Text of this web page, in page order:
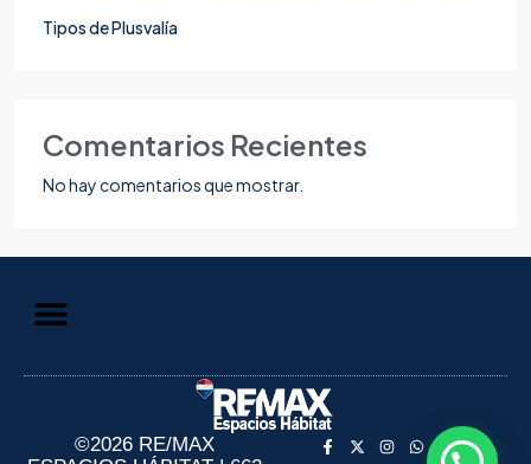
Tipos de Plusvalía
Comentarios Recientes
No hay comentarios que mostrar.
©2026 RE/MAX